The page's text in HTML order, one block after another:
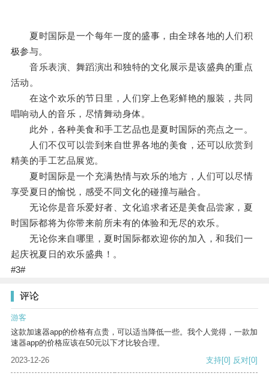
夏时国际是一个每年一度的盛事，由全球各地的人们积
极参与。
音乐表演、舞蹈演出和独特的文化展示是该盛典的重点
活动。
在这个欢乐的节日里，人们穿上色彩鲜艳的服装，共同
唱响动人的音乐，尽情舞动身体。
此外，各种美食和手工艺品也是夏时国际的亮点之一。
人们不仅可以尝到来自世界各地的美食，还可以欣赏到
精美的手工艺品展览。
夏时国际是一个充满热情与欢乐的地方，人们可以尽情
享受夏日的愉悦，感受不同文化的碰撞与融合。
无论你是音乐爱好者、文化追求者还是美食品尝家，夏
时国际都将为你带来前所未有的体验和无尽的欢乐。
无论你来自哪里，夏时国际都欢迎你的加入，和我们一
起庆祝夏日的欢乐盛典！。
#3#
评论
游客
这款加速器app的价格有点贵，可以适当降低一些。我个人觉得，一款加
速器app的价格应该在50元以下才比较合理。
2023-12-26
支持[0] 反对[0]